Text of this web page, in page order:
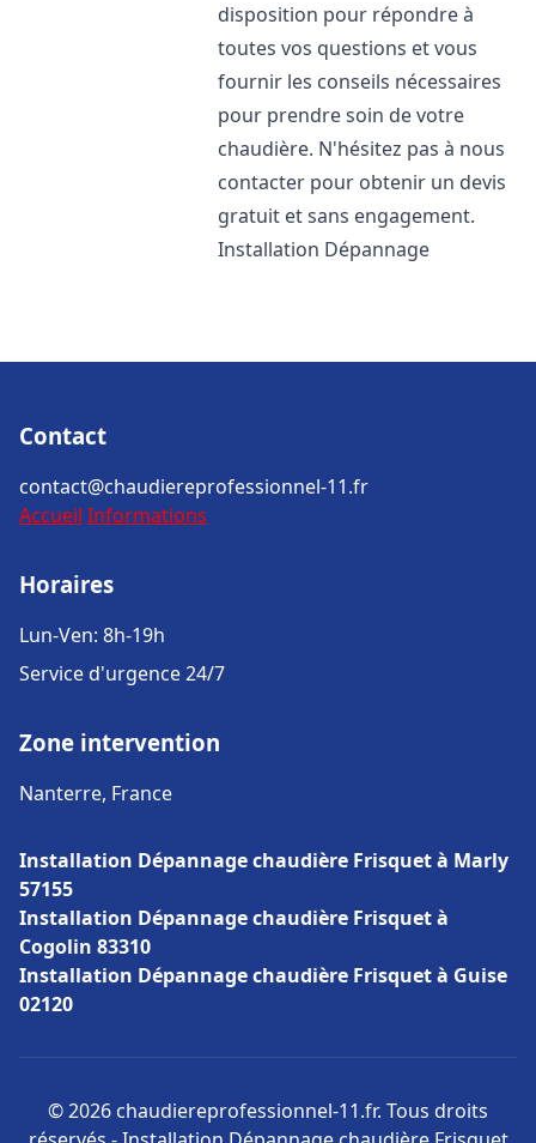
disposition pour répondre à
toutes vos questions et vous
fournir les conseils nécessaires
pour prendre soin de votre
chaudière. N'hésitez pas à nous
contacter pour obtenir un devis
gratuit et sans engagement.
Installation Dépannage
Contact
contact@chaudiereprofessionnel-11.fr
Accueil Informations
Horaires
Lun-Ven: 8h-19h
Service d'urgence 24/7
Zone intervention
Nanterre, France
Installation Dépannage chaudière Frisquet à Marly
57155
Installation Dépannage chaudière Frisquet à
Cogolin 83310
Installation Dépannage chaudière Frisquet à Guise
02120
© 2026 chaudiereprofessionnel-11.fr. Tous droits